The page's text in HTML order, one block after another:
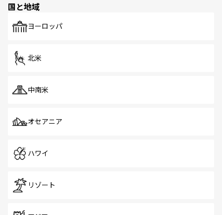
で、ホーカーズは地元の風情を楽しめる外せないスポット
国と地域
ヨーロッパ
北米
中南米
オセアニア
ハワイ
リゾート